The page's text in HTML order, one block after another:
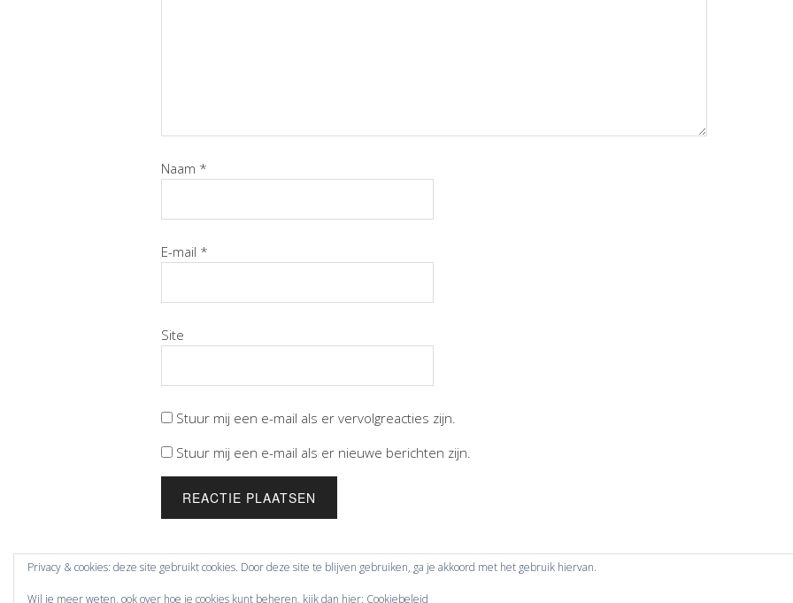
Naam *
E-mail *
Site
Stuur mij een e-mail als er vervolgreacties zijn.
Stuur mij een e-mail als er nieuwe berichten zijn.
Copyright © 2026 kijk7.nl.
Privacy & cookies: deze site gebruikt cookies. Door deze site te blijven gebruiken, ga je akkoord met het gebruik hiervan.
Wil je meer weten, ook over hoe je cookies kunt beheren, kijk dan hier: Cookiebeleid